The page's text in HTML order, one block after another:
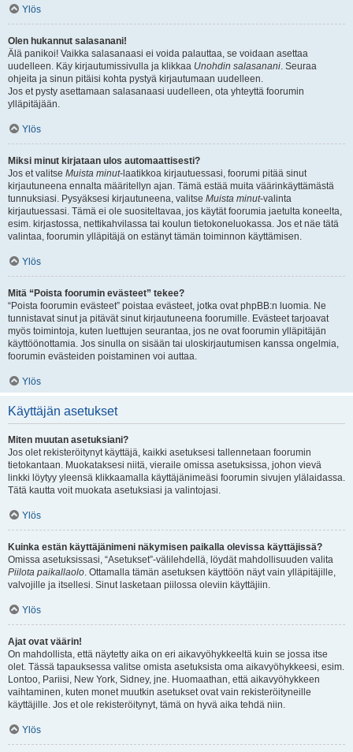
Ylös
Olen hukannut salasanani!
Älä panikoi! Vaikka salasanaasi ei voida palauttaa, se voidaan asettaa
uudelleen. Käy kirjautumissivulla ja klikkaa Unohdin salasanani. Seuraa
ohjeita ja sinun pitäisi kohta pystyä kirjautumaan uudelleen.
Jos et pysty asettamaan salasanaasi uudelleen, ota yhteyttä foorumin
ylläpitäjään.
Ylös
Miksi minut kirjataan ulos automaattisesti?
Jos et valitse Muista minut-laatikkoa kirjautuessasi, foorumi pitää sinut
kirjautuneena ennalta määritellyn ajan. Tämä estää muita väärinkäyttämästä
tunnuksiasi. Pysyäksesi kirjautuneena, valitse Muista minut-valinta
kirjautuessasi. Tämä ei ole suositeltavaa, jos käytät foorumia jaetulta koneelta,
esim. kirjastossa, nettikahvilassa tai koulun tietokoneluokassa. Jos et näe tätä
valintaa, foorumin ylläpitäjä on estänyt tämän toiminnon käyttämisen.
Ylös
Mitä “Poista foorumin evästeet” tekee?
“Poista foorumin evästeet” poistaa evästeet, jotka ovat phpBB:n luomia. Ne
tunnistavat sinut ja pitävät sinut kirjautuneena foorumille. Evästeet tarjoavat
myös toimintoja, kuten luettujen seurantaa, jos ne ovat foorumin ylläpitäjän
käyttöönottamia. Jos sinulla on sisään tai uloskirjautumisen kanssa ongelmia,
foorumin evästeiden poistaminen voi auttaa.
Ylös
Käyttäjän asetukset
Miten muutan asetuksiani?
Jos olet rekisteröitynyt käyttäjä, kaikki asetuksesi tallennetaan foorumin
tietokantaan. Muokataksesi niitä, vieraile omissa asetuksissa, johon vievä
linkki löytyy yleensä klikkaamalla käyttäjänimeäsi foorumin sivujen ylälaidassa.
Tätä kautta voit muokata asetuksiasi ja valintojasi.
Ylös
Kuinka estän käyttäjänimeni näkymisen paikalla olevissa käyttäjissä?
Omissa asetuksissasi, “Asetukset”-välilehdellä, löydät mahdollisuuden valita
Piilota paikallaolo. Ottamalla tämän asetuksen käyttöön näyt vain ylläpitäjille,
valvojille ja itsellesi. Sinut lasketaan piilossa oleviin käyttäjiin.
Ylös
Ajat ovat väärin!
On mahdollista, että näytetty aika on eri aikavyöhykkeeltä kuin se jossa itse
olet. Tässä tapauksessa valitse omista asetuksista oma aikavyöhykkeesi, esim.
Lontoo, Pariisi, New York, Sidney, jne. Huomaathan, että aikavyöhykkeen
vaihtaminen, kuten monet muutkin asetukset ovat vain rekisteröityneille
käyttäjille. Jos et ole rekisteröitynyt, tämä on hyvä aika tehdä niin.
Ylös